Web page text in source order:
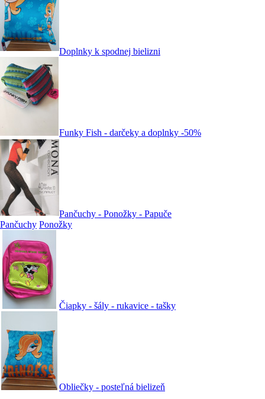
Doplnky k spodnej bielizni
Funky Fish - darčeky a doplnky -50%
Pančuchy - Ponožky - Papuče
Pančuchy Ponožky
Čiapky - šály - rukavice - tašky
Obliečky - posteľná bielizeň